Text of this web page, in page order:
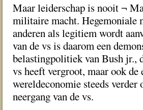
Maar leiderschap is nooit ¬
militaire macht. Hegemoniale
anderen als legitiem wordt
van de vs is daarom een
belastingpolitiek van Bush jr.,
vs heeft vergroot, maar ook
wereldeconomie steeds
neergang van de vs.